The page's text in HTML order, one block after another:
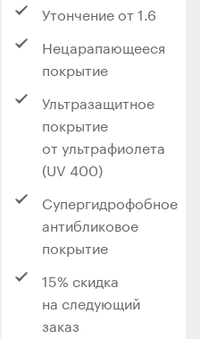
Утончение от 1.6
Нецарапающееся
покрытие
Ультразащитное
покрытие
от ультрафиолета
(UV 400)
Супергидрофобное
антибликовое
покрытие
15% скидка
на следующий
заказ